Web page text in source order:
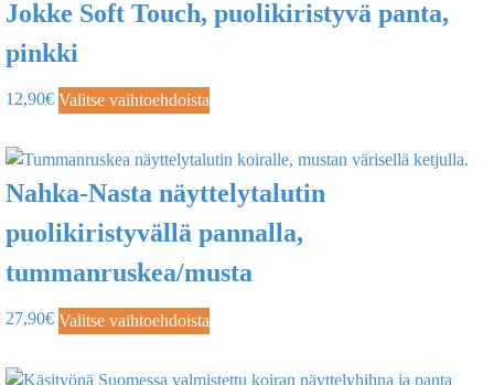
Jokke Soft Touch, puolikiristyvä panta,
pinkki
12,90€ Valitse vaihtoehdoista
Nahka-Nasta näyttelytalutin
puolikiristyvällä pannalla,
tummanruskea/musta
27,90€ Valitse vaihtoehdoista